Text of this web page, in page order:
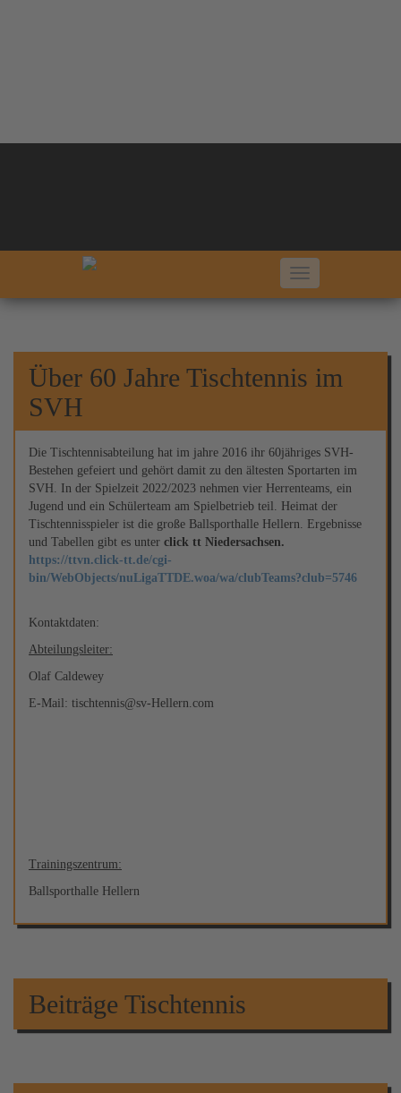
Über 60 Jahre Tischtennis im
SVH
Die Tischtennisabteilung hat im jahre 2016 ihr 60jähriges SVH-
Bestehen gefeiert und gehört damit zu den ältesten Sportarten im
SVH. In der Spielzeit 2022/2023 nehmen vier Herrenteams, ein
Jugend und ein Schülerteam am Spielbetrieb teil. Heimat der
Tischtennisspieler ist die große Ballsporthalle Hellern. Ergebnisse
und Tabellen gibt es unter click tt Niedersachsen.
https://ttvn.click-tt.de/cgi-
bin/WebObjects/nuLigaTTDE.woa/wa/clubTeams?club=5746
Kontaktdaten:
Abteilungsleiter:
Olaf Caldewey
E-Mail: tischtennis@sv-Hellern.com
Trainingszentrum:
Ballsporthalle Hellern
Beiträge Tischtennis